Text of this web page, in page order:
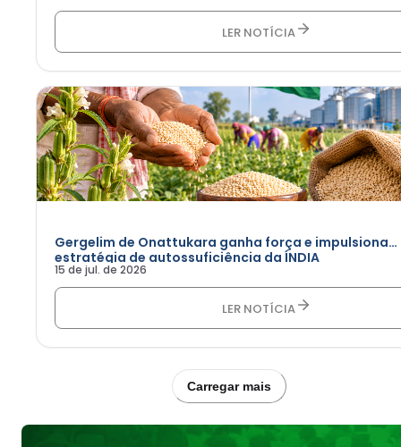
LER NOTÍCIA
Gergelim de Onattukara ganha força e impulsiona
estratégia de autossuficiência da ÍNDIA
15 de jul. de 2026
LER NOTÍCIA
Carregar mais